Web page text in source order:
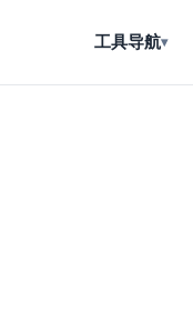
工具导航▾